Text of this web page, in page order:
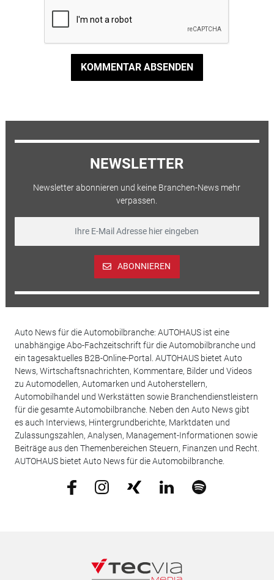
KOMMENTAR ABSENDEN
NEWSLETTER
Newsletter abonnieren und keine Branchen-News mehr
verpassen.
ABONNIEREN
Auto News für die Automobilbranche: AUTOHAUS ist eine
unabhängige Abo-Fachzeitschrift für die Automobilbranche und
ein tagesaktuelles B2B-Online-Portal. AUTOHAUS bietet Auto
News, Wirtschaftsnachrichten, Kommentare, Bilder und Videos
zu Automodellen, Automarken und Autoherstellern,
Automobilhandel und Werkstätten sowie Branchendienstleistern
für die gesamte Automobilbranche. Neben den Auto News gibt
es auch Interviews, Hintergrundberichte, Marktdaten und
Zulassungszahlen, Analysen, Management-Informationen sowie
Beiträge aus den Themenbereichen Steuern, Finanzen und Recht.
AUTOHAUS bietet Auto News für die Automobilbranche.